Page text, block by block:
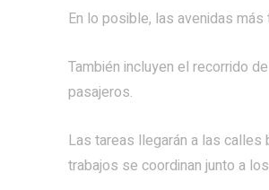
En lo posible, las avenidas
También incluyen el recorrido
pasajeros.
Las tareas llegarán a las calles
trabajos se coordinan junto a